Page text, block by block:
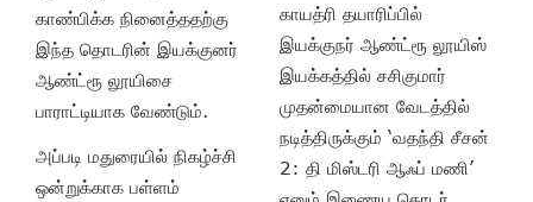
காண்பிக்க நினைத்ததற்கு
இந்த தொடரின் இயக்குனர்
ஆண்ட்ரூ லூயிசை
பாராட்டியாக வேண்டும்.
அப்படி மதுரையில் நிகழ்ச்சி
ஒன்றுக்காக பள்ளம்
காயத்ரி தயாரிப்பில்
இயக்குநர் ஆண்ட்ரூ லூயிஸ்
இயக்கத்தில் சசிகுமார்
முதன்மையான வேடத்தில்
நடித்திருக்கும் ‘வதந்தி சீசன்
2: தி மிஸ்டரி ஆஃப் மணி’